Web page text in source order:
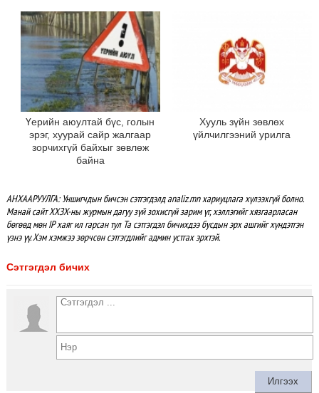
Үерийн аюултай бүс, голын
эрэг, хуурай сайр жалгаар
зорчихгүй байхыг зөвлөж
байна
Хууль зүйн зөвлөх
үйлчилгээний урилга
АНХААРУУЛГА: Уншигчдын бичсэн сэтгэгдэлд analiz.mn хариуцлага хүлээхгүй болно.
Манай сайт ХХЗХ-ны журмын дагуу зүй зохисгүй зарим үг, хэллэгийг хязгаарласан
бөгөөд мөн IP хаяг ил гарсан тул Та сэтгэгдэл бичихдээ бусдын эрх ашгийг хүндэтгэн
үзнэ үү. Хэм хэмжээ зөрчсөн сэтгэгдлийг админ устгах эрхтэй.
Сэтгэгдэл бичих